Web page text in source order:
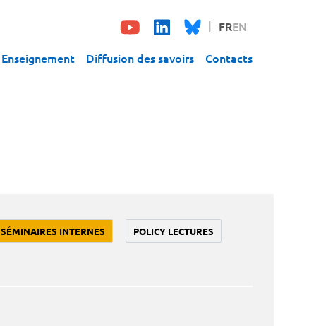
FREN
Enseignement Diffusion des savoirs Contacts
SÉMINAIRES INTERNES POLICY LECTURES